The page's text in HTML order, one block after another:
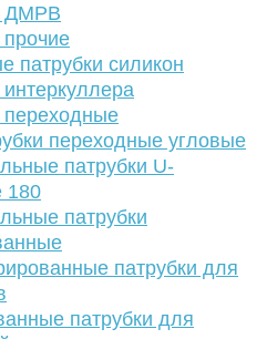
ДМРВ
прочие
патрубки силикон
переходные
переходные угловые
патрубки U-
180
патрубки
патрубки для
патрубки для